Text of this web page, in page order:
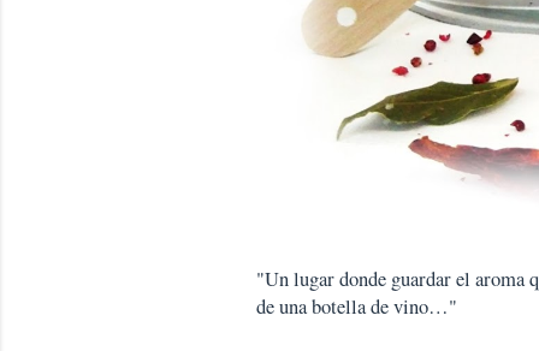
"Un lugar donde guardar el aroma
de una botella de vino…"